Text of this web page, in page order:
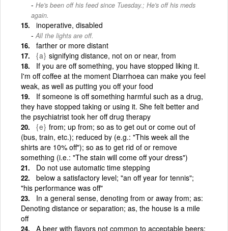
He's been off his feed since Tuesday.; He's off his meds
again.
inoperative, disabled
All the lights are off.
farther or more distant
{a} signifying distance, not on or near, from
If you are off something, you have stopped liking it.
I'm off coffee at the moment Diarrhoea can make you feel
weak, as well as putting you off your food
If someone is off something harmful such as a drug,
they have stopped taking or using it. She felt better and
the psychiatrist took her off drug therapy
{e} from; up from; so as to get out or come out of
(bus, train, etc.); reduced by (e.g.: "This week all the
shirts are 10% off"); so as to get rid of or remove
something (i.e.: "The stain will come off your dress")
Do not use automatic time stepping
below a satisfactory level; "an off year for tennis";
"his performance was off"
In a general sense, denoting from or away from; as:
Denoting distance or separation; as, the house is a mile
off
A beer with flavors not common to acceptable beers;